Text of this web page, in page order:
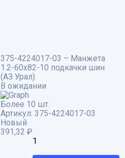
375-4224017-03 – Манжета
1.2-60х82-10 подкачки шин
(АЗ Урал)
В ожидании
Более 10 шт.
Артикул: 375-4224017-03
Новый
391,32 ₽